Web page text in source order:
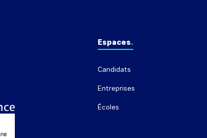
Espaces
Candidats
Entreprises
Écoles